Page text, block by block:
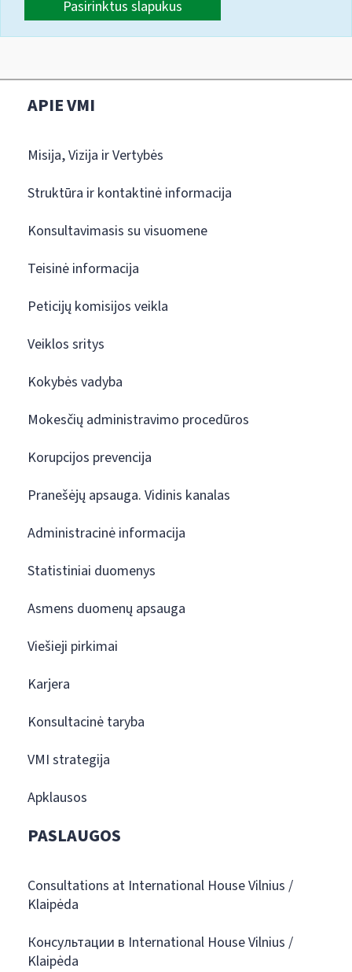
Pasirinktus slapukus
APIE VMI
Misija, Vizija ir Vertybės
Struktūra ir kontaktinė informacija
Konsultavimasis su visuomene
Teisinė informacija
Peticijų komisijos veikla
Veiklos sritys
Kokybės vadyba
Mokesčių administravimo procedūros
Korupcijos prevencija
Pranešėjų apsauga. Vidinis kanalas
Administracinė informacija
Statistiniai duomenys
Asmens duomenų apsauga
Viešieji pirkimai
Karjera
Konsultacinė taryba
VMI strategija
Apklausos
PASLAUGOS
Consultations at International House Vilnius /
Klaipėda
Консультации в International House Vilnius /
Klaipėda